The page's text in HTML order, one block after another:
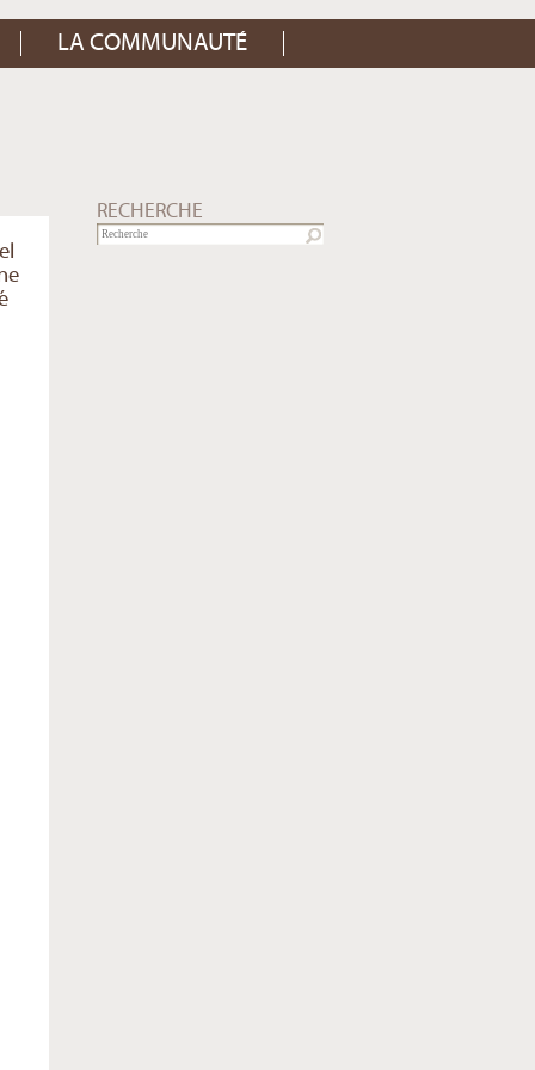
LA COMMUNAUTÉ
RECHERCHE